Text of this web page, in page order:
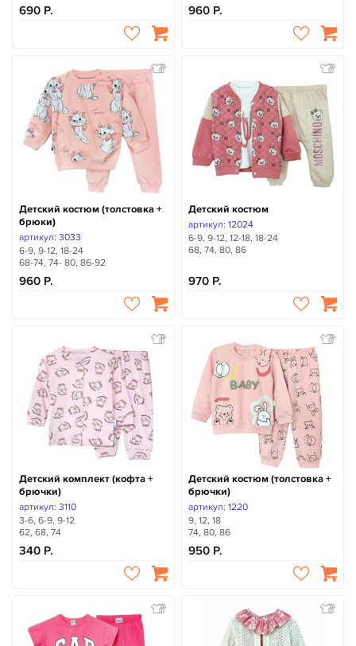
690 960
Детский костюм (толстовка +
брюки)
артикул: 3033
6-9, 9-12, 18-24
68-74, 74- 80, 86-92
960
Детский костюм
артикул: 12024
6-9, 9-12, 12-18, 18-24
68, 74, 80, 86
970
Детский комплект (кофта +
брючки)
артикул: 3110
3-6, 6-9, 9-12
62, 68, 74
340
Детский костюм (толстовка +
брючки)
артикул: 1220
9, 12, 18
74, 80, 86
950